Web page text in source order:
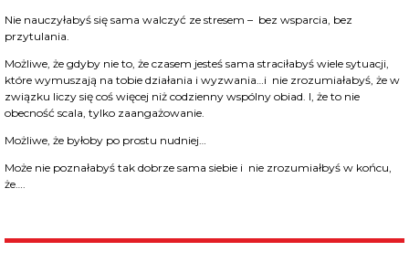
Nie nauczyłabyś się sama walczyć ze stresem – bez wsparcia, bez
przytulania.
Możliwe, że gdyby nie to, że czasem jesteś sama straciłabyś wiele sytuacji,
które wymuszają na tobie działania i wyzwania…i nie zrozumiałabyś, że w
związku liczy się coś więcej niż codzienny wspólny obiad. I, że to nie
obecność scala, tylko zaangażowanie.
Możliwe, że byłoby po prostu nudniej…
Może nie poznałabyś tak dobrze sama siebie i nie zrozumiałbyś w końcu,
że….